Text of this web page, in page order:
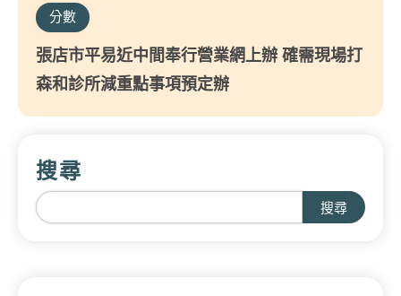
分數
張店市平易近中間奉行營業網上辦 確需現場打
森和診所減重點事項預定辦
搜尋
搜尋